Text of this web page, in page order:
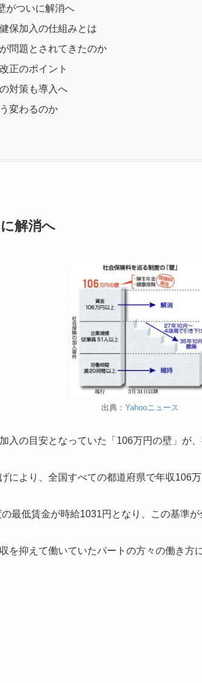
がついに解消へ
保加入の仕組みとは
問題とされてきたのか
正のポイント
対策も導入へ
変わるのか
解消へ
出典： Yahooニュース
入の目安となっていた「106万円の壁」が
により、全国すべての都道府県で年収106
最低賃金が時給1031円となり、この基準が
を抑えて働いていたパートの方々の働き方